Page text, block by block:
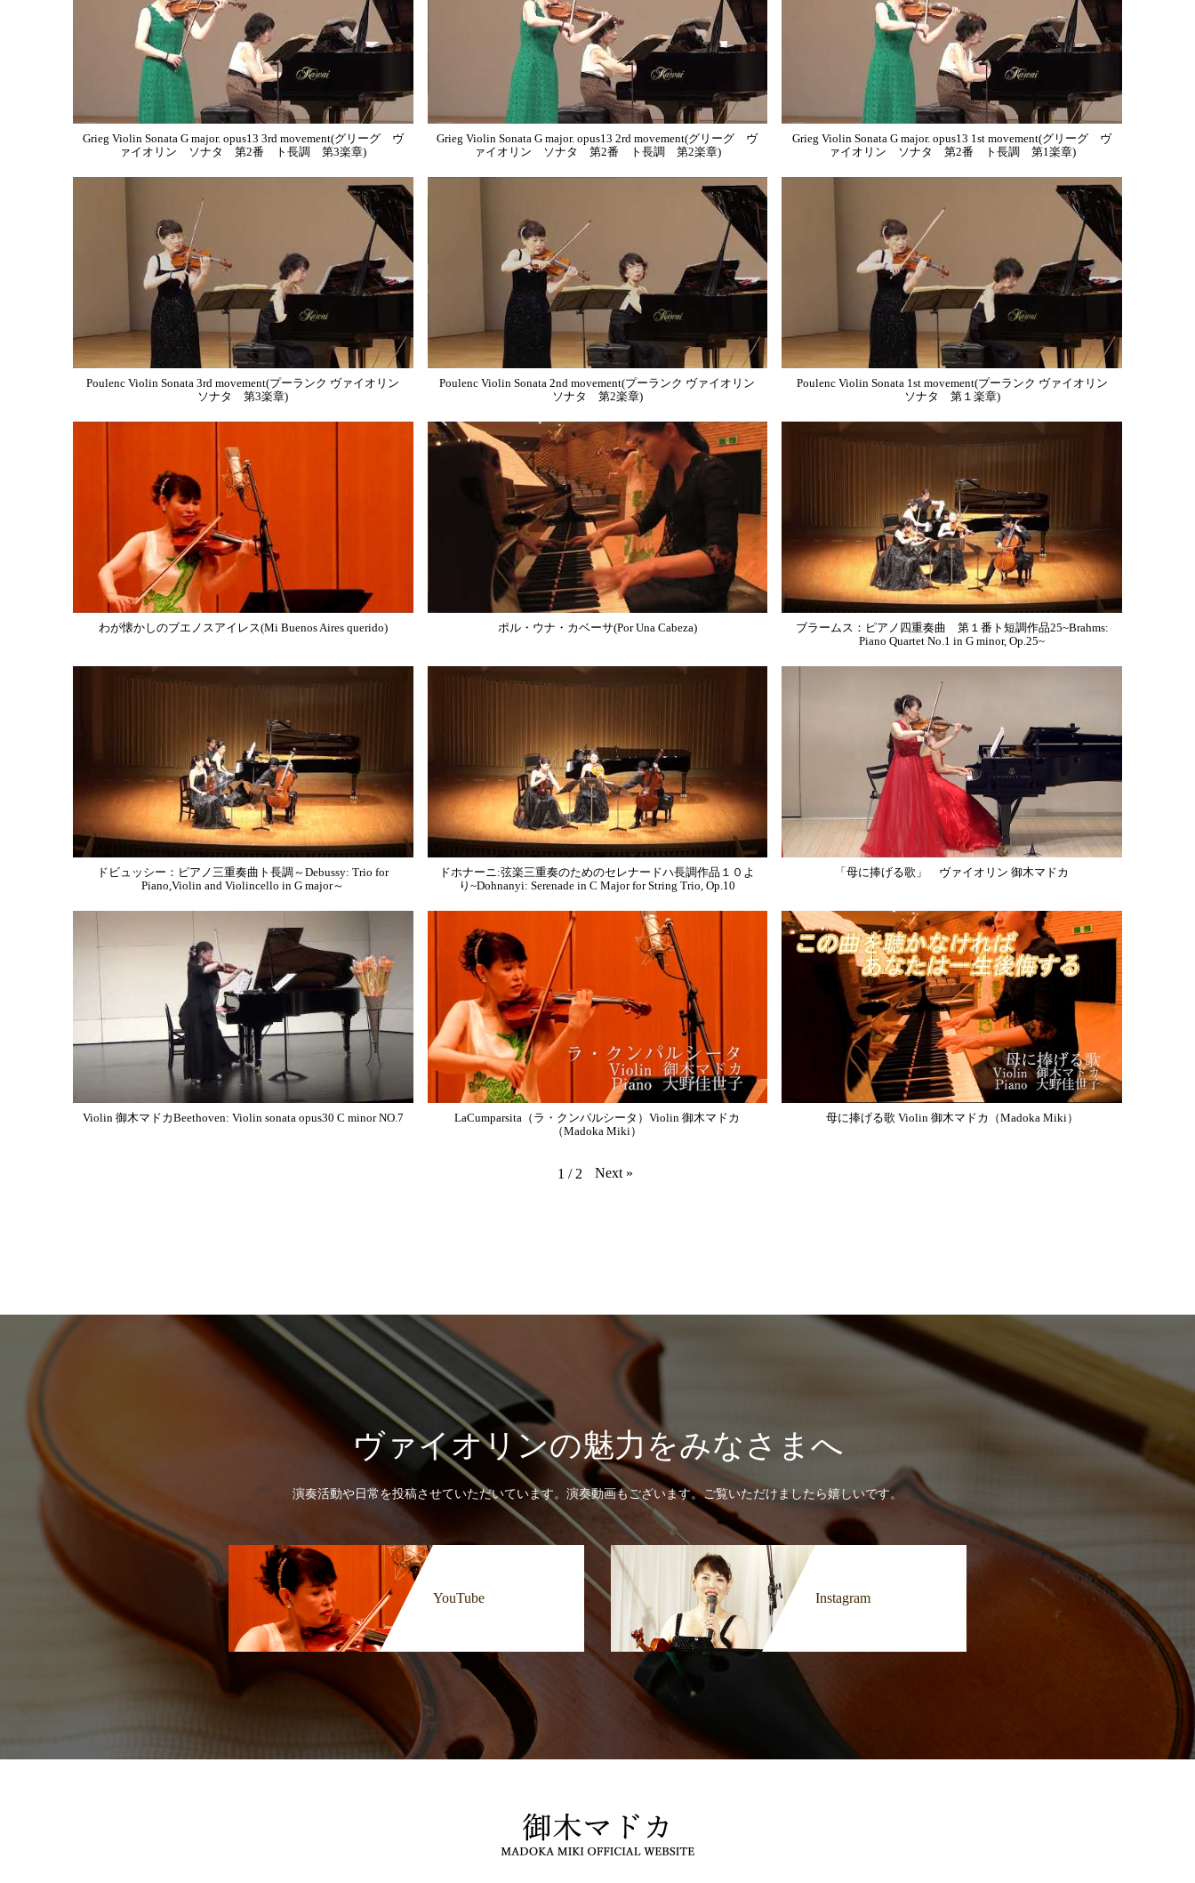
Grieg Violin Sonata G major. opus13 3rd movement(グリーグ ヴ
ァイオリン ソナタ 第2番 ト長調 第3楽章)
Grieg Violin Sonata G major. opus13 2rd movement(グリーグ ヴ
ァイオリン ソナタ 第2番 ト長調 第2楽章)
Grieg Violin Sonata G major. opus13 1st movement(グリーグ ヴ
ァイオリン ソナタ 第2番 ト長調 第1楽章)
Poulenc Violin Sonata 3rd movement(プーランク ヴァイオリン
ソナタ 第3楽章)
Poulenc Violin Sonata 2nd movement(プーランク ヴァイオリン
ソナタ 第2楽章)
Poulenc Violin Sonata 1st movement(プーランク ヴァイオリン
ソナタ 第１楽章)
わが懐かしのブエノスアイレス(Mi Buenos Aires querido) ポル・ウナ・カベーサ(Por Una Cabeza)
ブラームス：ピアノ四重奏曲 第１番ト短調作品25~Brahms:
Piano Quartet No.1 in G minor, Op.25~
ドビュッシー：ピアノ三重奏曲ト長調～Debussy: Trio for
Piano,Violin and Violincello in G major～
ドホナーニ:弦楽三重奏のためのセレナードハ長調作品１０よ
り~Dohnanyi: Serenade in C Major for String Trio, Op.10
「母に捧げる歌」 ヴァイオリン 御木マドカ
Violin 御木マドカBeethoven: Violin sonata opus30 C minor NO.7
LaCumparsita（ラ・クンパルシータ）Violin 御木マドカ
（Madoka Miki）
母に捧げる歌 Violin 御木マドカ（Madoka Miki）
1 / 2 Next »
ヴァイオリンの魅力をみなさまへ
演奏活動や日常を投稿させていただいています。演奏動画もございます。ご覧いただけましたら嬉しいです。
YouTube Instagram